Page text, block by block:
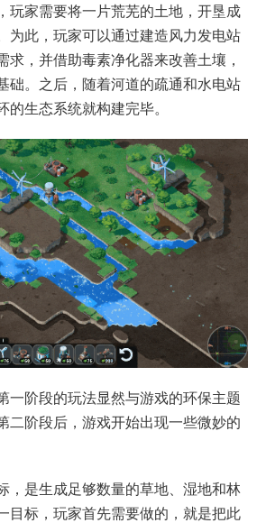
玩家需要将一片荒芜的土地，开垦成
为此，玩家可以通过建造风力发电站
求，并借助毒素净化器来改善土壤，
础。之后，随着河道的疏通和水电站
的生态系统就构建完毕。
一阶段的玩法显然与游戏的环保主题
二阶段后，游戏开始出现一些微妙的
，是生成足够数量的草地、湿地和林
目标，玩家首先需要做的，就是把此